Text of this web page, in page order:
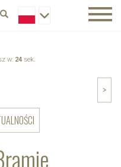
w: 24 sek.
>